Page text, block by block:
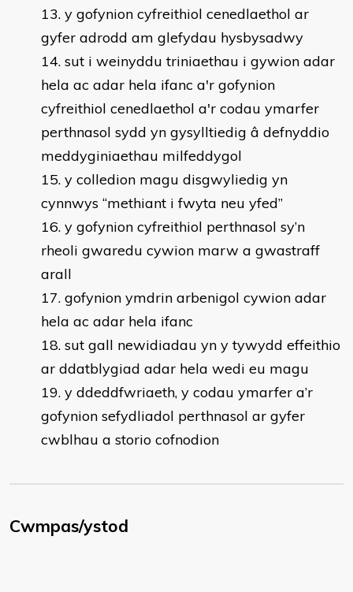
y gofynion cyfreithiol cenedlaethol ar
gyfer adrodd am glefydau hysbysadwy
sut i weinyddu triniaethau i gywion adar
hela ac adar hela ifanc a'r gofynion
cyfreithiol cenedlaethol a'r codau ymarfer
perthnasol sydd yn gysylltiedig â defnyddio
meddyginiaethau milfeddygol
y colledion magu disgwyliedig yn
cynnwys “methiant i fwyta neu yfed”
y gofynion cyfreithiol perthnasol sy’n
rheoli gwaredu cywion marw a gwastraff
arall
gofynion ymdrin arbenigol cywion adar
hela ac adar hela ifanc
sut gall newidiadau yn y tywydd effeithio
ar ddatblygiad adar hela wedi eu magu
y ddeddfwriaeth, y codau ymarfer a’r
gofynion sefydliadol perthnasol ar gyfer
cwblhau a storio cofnodion
Cwmpas/ystod